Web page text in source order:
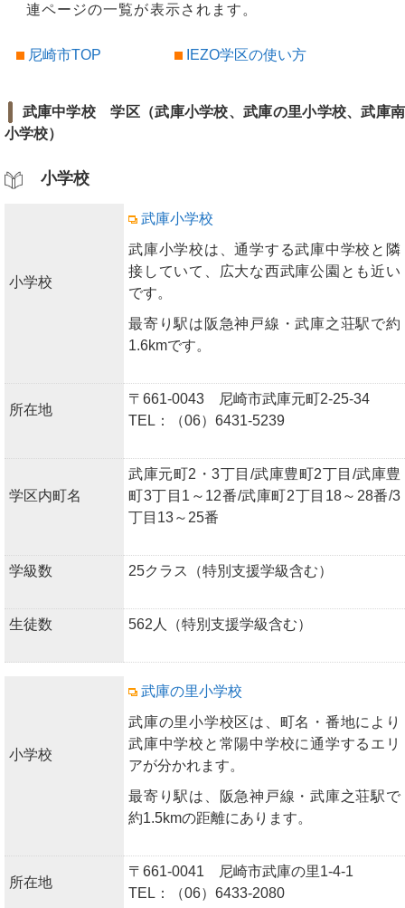
連ページの一覧が表示されます。
尼崎市TOP IEZO学区の使い方
武庫中学校 学区（武庫小学校、武庫の里小学校、武庫南
小学校）
小学校
小学校
武庫小学校
武庫小学校は、通学する武庫中学校と隣
接していて、広大な西武庫公園とも近い
です。
最寄り駅は阪急神戸線・武庫之荘駅で約
1.6kmです。
所在地
〒661-0043 尼崎市武庫元町2-25-34
TEL：（06）6431-5239
学区内町名
武庫元町2・3丁目/武庫豊町2丁目/武庫豊
町3丁目1～12番/武庫町2丁目18～28番/3
丁目13～25番
学級数 25クラス（特別支援学級含む）
生徒数 562人（特別支援学級含む）
小学校
武庫の里小学校
武庫の里小学校区は、町名・番地により
武庫中学校と常陽中学校に通学するエリ
アが分かれます。
最寄り駅は、阪急神戸線・武庫之荘駅で
約1.5kmの距離にあります。
所在地
〒661-0041 尼崎市武庫の里1-4-1
TEL：（06）6433-2080